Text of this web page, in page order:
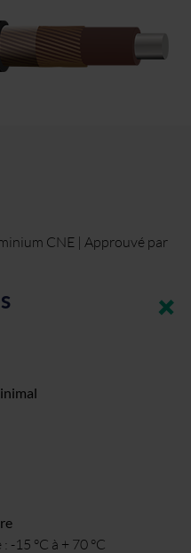
CNE | Approuvé par
-15 °C à + 70 °C